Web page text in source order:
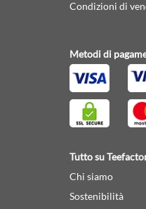
Condizioni di
Metodi di
Tutto su
Chi siamo
Sostenibilità